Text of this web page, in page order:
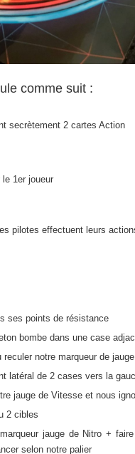
comme suit :
secrètement 2 cartes Action
1er joueur
pilotes effectuent leurs
ses points de résistance
bombe dans une case
notre marqueur de
latéral de 2 cases vers la
jauge de Vitesse et nous
2 cibles
jauge de Nitro +
selon notre palier